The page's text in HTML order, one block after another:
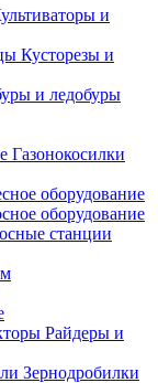
и
Кусторезы и
и ледобуры
Газонокосилки
оборудование
оборудование
станции
Райдеры и
Зернодробилки